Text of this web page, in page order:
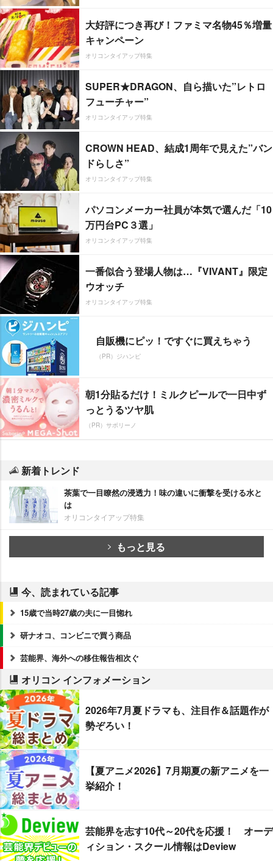
大好評につき再び！ファミマ名物45％増量
キャンペーン
オリコンタイアップ特集
SUPER★DRAGON、自ら描いた”レトロ
フューチャー”
オリコンタイアップ特集
CROWN HEAD、結成1周年で見えた”バン
ドらしさ”
オリコンタイアップ特集
パソコンメーカー社員が本気で選んだ「10
万円台PC３選」
オリコンタイアップ特集
一番似合う登場人物は…『VIVANT』限定
ウオッチ
オリコンタイアップ特集
自販機にピッ！ですぐに買えちゃう
（PR）ジハンピ
朝1分貼るだけ！ミルクピールで一日中ず
っとうるツヤ肌
（PR）サボリーノ
新着トレンド
茶葉で一目瞭然の浸透力！味の違いに衝撃を受ける水と
は
オリコンタイアップ特集
もっと見る
今、読まれている記事
15歳で当時27歳の夫に一目惚れ
研ナオコ、コンビニで買う商品
芸能界、海外への移住報告相次ぐ
オリコン インフォメーション
2026年7月夏ドラマも、注目作＆話題作が
勢ぞろい！
【夏アニメ2026】7月期夏の新アニメを一
挙紹介！
芸能界を志す10代～20代を応援！ オーデ
ィション・スクール情報はDeview